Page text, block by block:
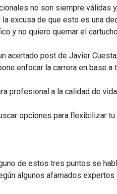
no son siempre válidas
excusa de que esto es una
y no quiero quemar el
acertado post de Javier
enfocar la carrera en base a
profesional a la calidad de vida
opciones para flexibilizar
de estos tres puntos se
algunos afamados